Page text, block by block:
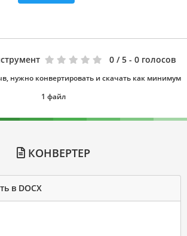
0 / 5 - 0 голосов
нужно конвертировать и скачать как минимум
1 файл
КОНВЕРТЕР
в DOCX